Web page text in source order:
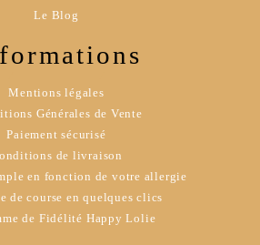
Le Blog
Mentions légales
Générales de Vente
Paiement sécurisé
de livraison
en fonction de votre allergie
de course en quelques clics
de Fidélité Happy Lolie